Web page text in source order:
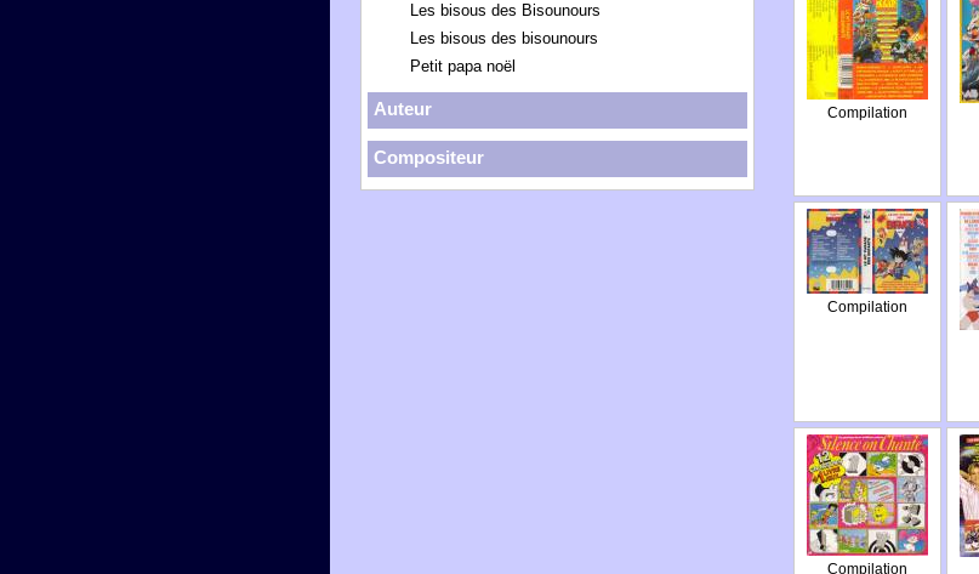
Les bisous des Bisounours
Les bisous des bisounours
Petit papa noël
Auteur
Compositeur
Compilation
Compilation
Compilation